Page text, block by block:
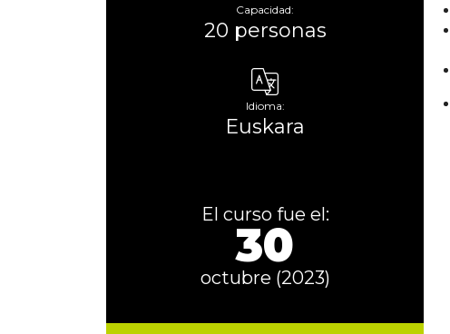
Capacidad:
20 personas
Idioma:
Euskara
El curso fue el:
30
octubre (2023)